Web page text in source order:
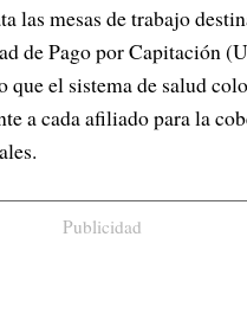
las mesas de trabajo
de Pago por Capitación
que el sistema de salud
a cada afiliado para la
Publicidad